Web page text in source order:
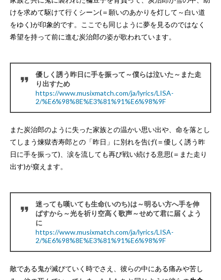
けを求めて駆けて行くシーン(＝願いのあかりを灯して～白い道
をゆく)が印象的です。ここでも同じように夢を見るのではなく
希望を持って前に進む炭治郎の姿が歌われています。
優しく誘う昨日に手を振って～僕らは泣いた～また走
り出すため
https://www.musixmatch.com/ja/lyrics/LISA-
2/%E6%98%8E%E3%81%91%E6%98%9F
また炭治郎のように失った家族との温かい思い出や、命を落とし
てしまう煉獄杏寿郎との「昨日」に別れを告げ(＝優しく誘う昨
日に手を振って)、涙を流しても再び戦い続ける意思(＝また走り
出す)が窺えます。
迷っても嘆いても生命(いのち)は～明るい方へ手を伸
ばすから～光を祈り空高く歌声～せめて君に届くよう
に
https://www.musixmatch.com/ja/lyrics/LISA-
2/%E6%98%8E%E3%81%91%E6%98%9F
敵である鬼が滅びていく時でさえ、彼らの中にある痛みや苦し